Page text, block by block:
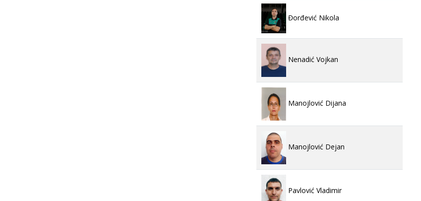
Đorđević Nikola
Nenadić Vojkan
Manojlović Dijana
Manojlović Dejan
Pavlović Vladimir